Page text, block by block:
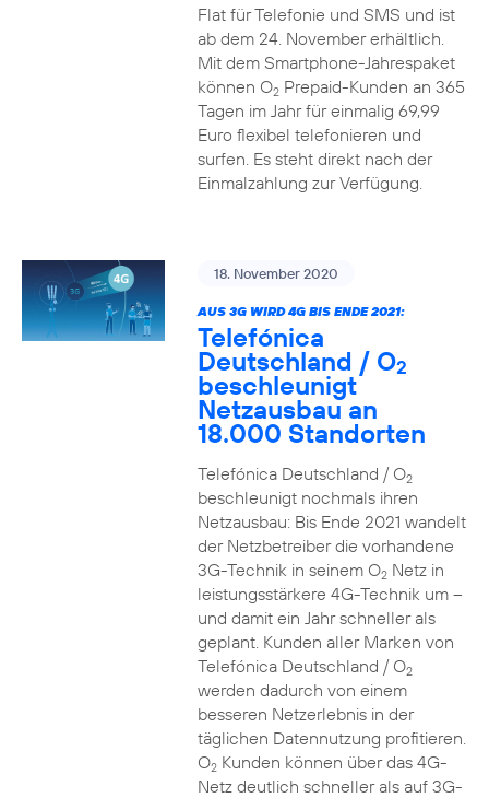
Flat für Telefonie und SMS und ist
ab dem 24. November erhältlich.
Mit dem Smartphone-Jahrespaket
können O2Prepaid-Kunden an 365
Tagen im Jahr für einmalig 69,99
Euro flexibel telefonieren und
surfen. Es steht direkt nach der
Einmalzahlung zur Verfügung.
18. November 2020
AUS 3G WIRD 4G BIS ENDE 2021:
Telefónica
Deutschland / O2
beschleunigt
Netzausbau an
18.000 Standorten
Telefónica Deutschland / O2
beschleunigt nochmals ihren
Netzausbau: Bis Ende 2021 wandelt
der Netzbetreiber die vorhandene
3G-Technik in seinem O2Netz in
leistungsstärkere 4G-Technik um –
und damit ein Jahr schneller als
geplant. Kunden aller Marken von
Telefónica Deutschland / O2
werden dadurch von einem
besseren Netzerlebnis in der
täglichen Datennutzung profitieren.
O2Kunden können über das 4G-
Netz deutlich schneller als auf 3G-